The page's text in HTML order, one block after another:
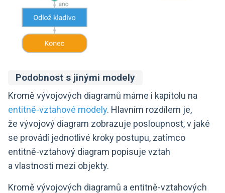
Podobnost s jinými modely
Kromě vývojových diagramů máme i kapitolu na
entitně-vztahové modely. Hlavním rozdílem je,
že vývojový diagram zobrazuje posloupnost, v jaké
se provádí jednotlivé kroky postupu, zatímco
entitně-vztahový diagram popisuje vztah
a vlastnosti mezi objekty.
Kromě vývojových diagramů a entitně-vztahových